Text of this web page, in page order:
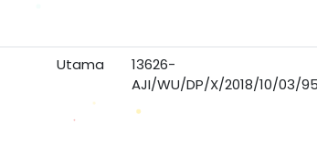
Utama
13626-
AJI/WU/DP/X/2018/10/03/